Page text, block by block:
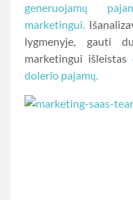
generuojamų
marketingui.
lygmenyje, gauti
marketingui išleistas
dolerio pajamų.